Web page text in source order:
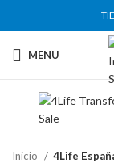
MENU
Inicio 4Life